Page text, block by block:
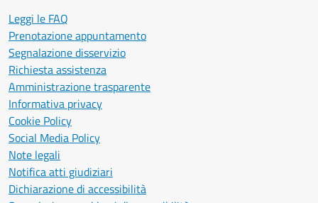
Leggi le FAQ
Prenotazione appuntamento
Segnalazione disservizio
Richiesta assistenza
Amministrazione trasparente
Informativa privacy
Cookie Policy
Social Media Policy
Note legali
Notifica atti giudiziari
Dichiarazione di accessibilità